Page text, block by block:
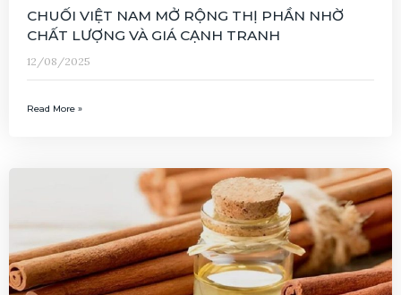
CHUỐI VIỆT NAM MỞ RỘNG THỊ PHẦN NHỜ
CHẤT LƯỢNG VÀ GIÁ CẠNH TRANH
12/08/2025
Read More »